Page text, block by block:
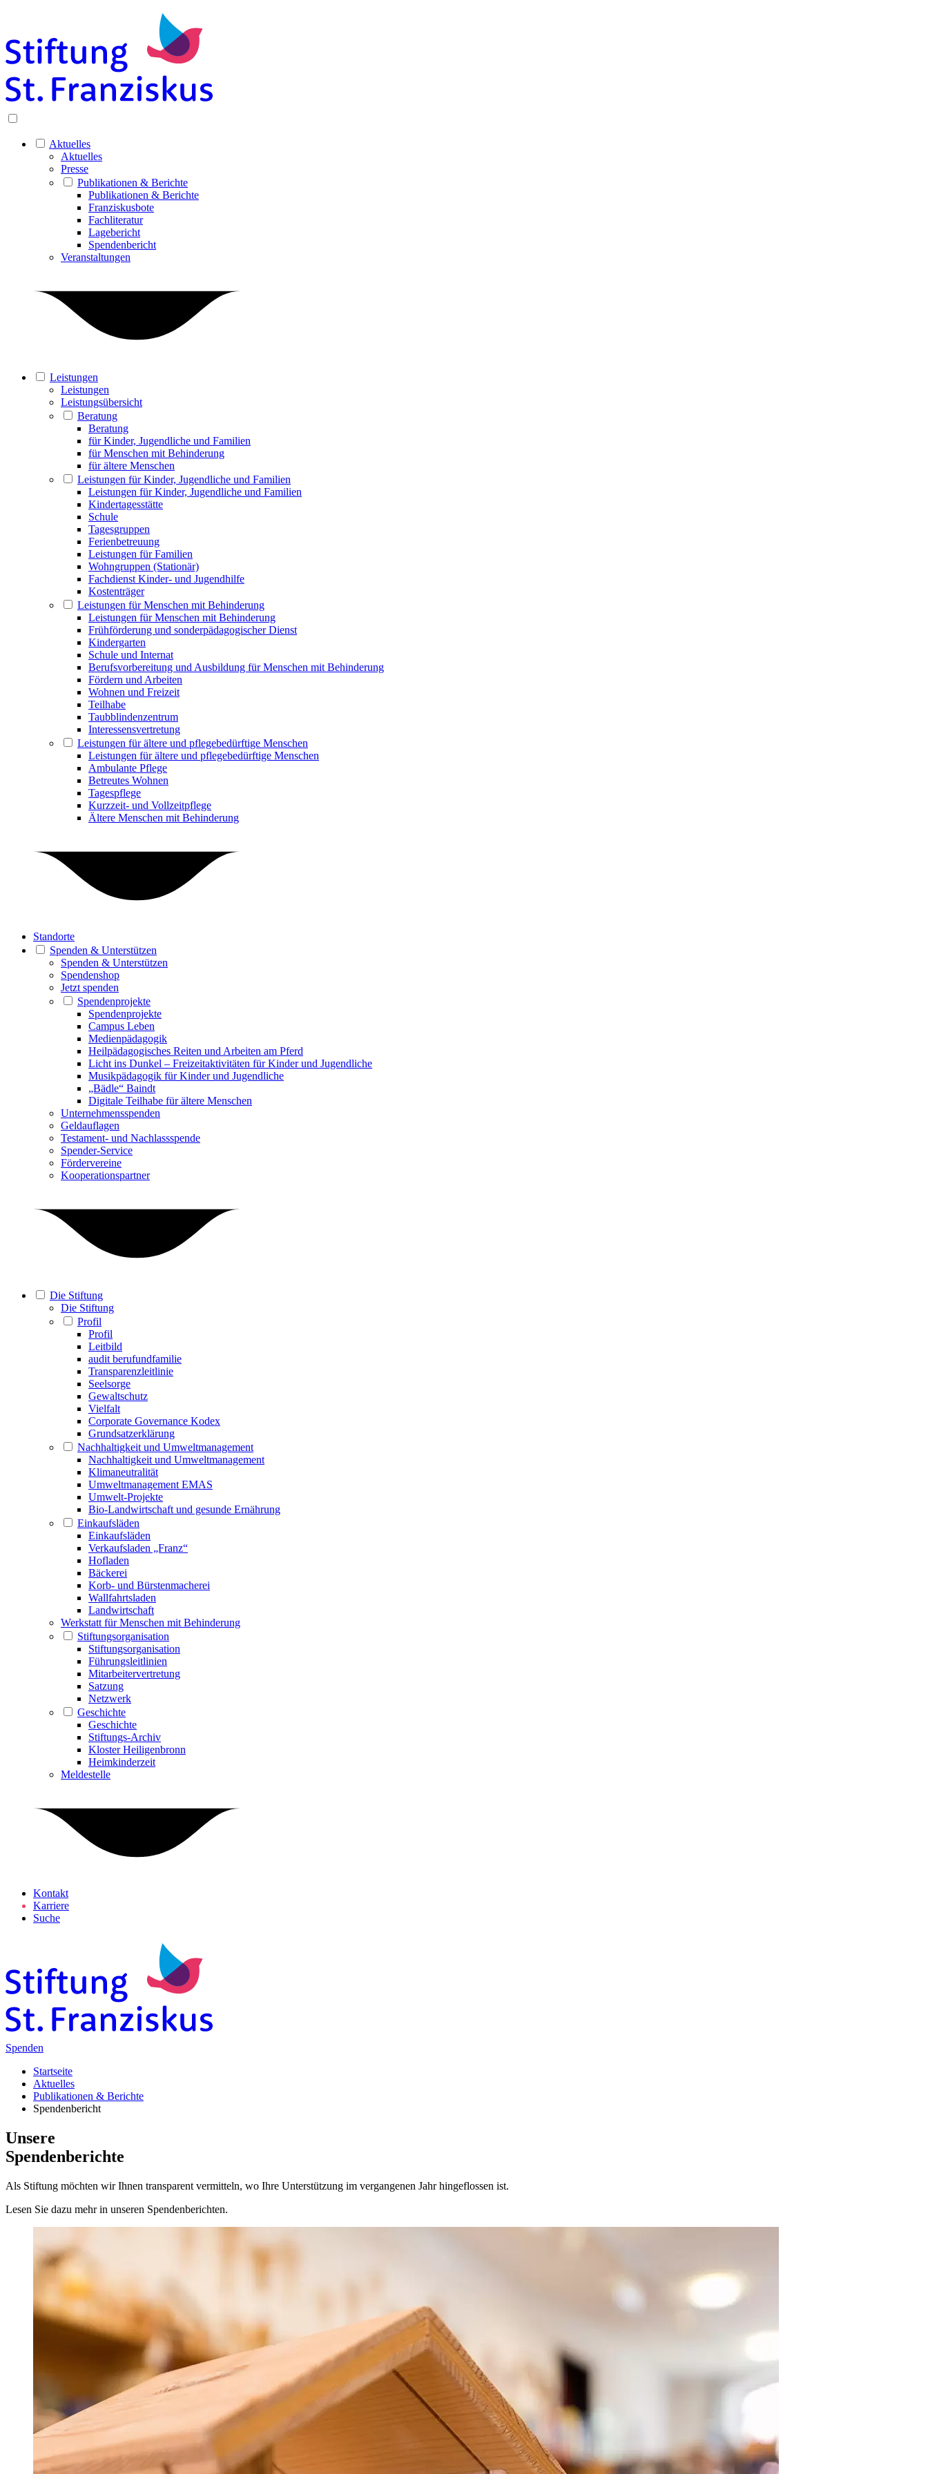
Aktuelles
Aktuelles
Presse
Publikationen & Berichte
Publikationen & Berichte
Franziskusbote
Fachliteratur
Lagebericht
Spendenbericht
Veranstaltungen
Leistungen
Leistungen
Leistungsübersicht
Beratung
Beratung
für Kinder, Jugendliche und Familien
für Menschen mit Behinderung
für ältere Menschen
Leistungen für Kinder, Jugendliche und Familien
Leistungen für Kinder, Jugendliche und Familien
Kindertagesstätte
Schule
Tagesgruppen
Ferienbetreuung
Leistungen für Familien
Wohngruppen (Stationär)
Fachdienst Kinder- und Jugendhilfe
Kostenträger
Leistungen für Menschen mit Behinderung
Leistungen für Menschen mit Behinderung
Frühförderung und sonderpädagogischer Dienst
Kindergarten
Schule und Internat
Berufsvorbereitung und Ausbildung für Menschen mit Behinderung
Fördern und Arbeiten
Wohnen und Freizeit
Teilhabe
Taubblindenzentrum
Interessensvertretung
Leistungen für ältere und pflegebedürftige Menschen
Leistungen für ältere und pflegebedürftige Menschen
Ambulante Pflege
Betreutes Wohnen
Tagespflege
Kurzzeit- und Vollzeitpflege
Ältere Menschen mit Behinderung
Standorte
Spenden & Unterstützen
Spenden & Unterstützen
Spendenshop
Jetzt spenden
Spendenprojekte
Spendenprojekte
Campus Leben
Medienpädagogik
Heilpädagogisches Reiten und Arbeiten am Pferd
Licht ins Dunkel – Freizeitaktivitäten für Kinder und Jugendliche
Musikpädagogik für Kinder und Jugendliche
„Bädle“ Baindt
Digitale Teilhabe für ältere Menschen
Unternehmensspenden
Geldauflagen
Testament- und Nachlassspende
Spender-Service
Fördervereine
Kooperationspartner
Die Stiftung
Die Stiftung
Profil
Profil
Leitbild
audit berufundfamilie
Transparenzleitlinie
Seelsorge
Gewaltschutz
Vielfalt
Corporate Governance Kodex
Grundsatzerklärung
Nachhaltigkeit und Umweltmanagement
Nachhaltigkeit und Umweltmanagement
Klimaneutralität
Umweltmanagement EMAS
Umwelt-Projekte
Bio-Landwirtschaft und gesunde Ernährung
Einkaufsläden
Einkaufsläden
Verkaufsladen „Franz“
Hofladen
Bäckerei
Korb- und Bürstenmacherei
Wallfahrtsladen
Landwirtschaft
Werkstatt für Menschen mit Behinderung
Stiftungsorganisation
Stiftungsorganisation
Führungsleitlinien
Mitarbeitervertretung
Satzung
Netzwerk
Geschichte
Geschichte
Stiftungs-Archiv
Kloster Heiligenbronn
Heimkinderzeit
Meldestelle
Kontakt
Karriere
Suche
Spenden
Startseite
Aktuelles
Publikationen & Berichte
Spendenbericht
Unsere
Spenden­berichte
Als Stiftung möchten wir Ihnen transparent vermitteln, wo Ihre Unter­stützung im vergangenen Jahr hingeflossen ist.
Lesen Sie dazu mehr in unseren Spenden­berichten.